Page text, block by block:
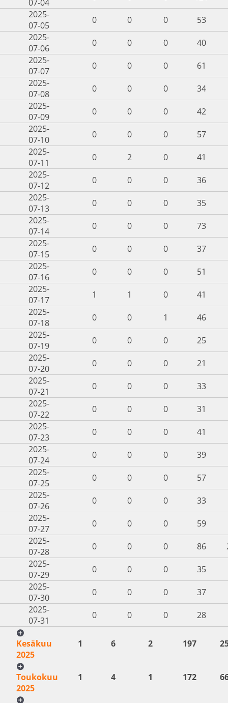
07-04
2025-
07-05
0 0 0
53
2025-
07-06
0 0 0
40
2025-
07-07
0 0 0
61
2025-
07-08
0 0 0
34
2025-
07-09
0 0 0
42
2025-
07-10
0 0 0
57
2025-
07-11
0 2 0
41
2025-
07-12
0 0 0
36
2025-
07-13
0 0 0
35
2025-
07-14
0 0 0
73
2025-
07-15
0 0 0
37
2025-
07-16
0 0 0
51
2025-
07-17
1 1 0
41
2025-
07-18
0 0 1
46
2025-
07-19
0 0 0
25
2025-
07-20
0 0 0
21
2025-
07-21
0 0 0
33
2025-
07-22
0 0 0
31
2025-
07-23
0 0 0
41
2025-
07-24
0 0 0
39
2025-
07-25
0 0 0
57
2025-
07-26
0 0 0
33
2025-
07-27
0 0 0
59
2025-
07-28
0 0 0 86
2025-
07-29
0 0 0
35
2025-
07-30
0 0 0
37
2025-
07-31
0 0 0 28
Kesäkuu
2025
1 6 2 197
Toukokuu
2025
1 4 1 172